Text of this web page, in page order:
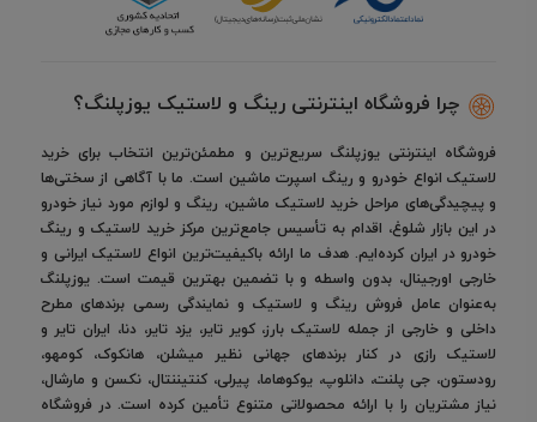
چرا فروشگاه اینترنتی رینگ و لاستیک یوزپلنگ؟
فروشگاه اینترنتی یوزپلنگ سریع‌ترین و مطمئن‌ترین انتخاب برای خرید
لاستیک انواع خودرو و رینگ اسپرت ماشین است. ما با آگاهی از سختی‌ها
و پیچیدگی‌های مراحل خرید لاستیک ماشین، رینگ و لوازم مورد نیاز خودرو
در این بازار شلوغ، اقدام به تأسیس جامع‌ترین مرکز خرید لاستیک و رینگ
خودرو در ایران کرده‌ایم. هدف ما ارائه باکیفیت‌ترین انواع لاستیک ایرانی و
خارجی اورجینال، بدون واسطه و با تضمین بهترین قیمت است. یوزپلنگ
به‌عنوان عامل فروش رینگ و لاستیک و نمایندگی رسمی برندهای مطرح
داخلی و خارجی از جمله لاستیک بارز، کویر تایر، یزد تایر، دنا، ایران تایر و
لاستیک رازی در کنار برندهای جهانی نظیر میشلن، هانکوک، کومهو،
رودستون، جی پلنت، دانلوپ، یوکوهاما، پیرلی، کنتیننتال، نکسن و مارشال،
نیاز مشتریان را با ارائه محصولاتی متنوع تأمین کرده است. در فروشگاه